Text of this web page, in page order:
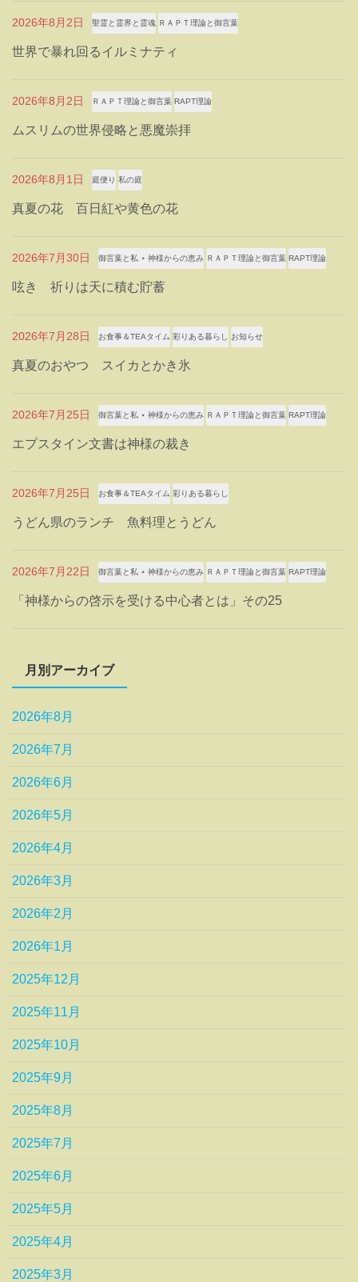
2026年8月2日 聖霊と霊界と霊魂 ＲＡＰＴ理論と御言葉
世界で暴れ回るイルミナティ
2026年8月2日 ＲＡＰＴ理論と御言葉 RAPT理論
ムスリムの世界侵略と悪魔崇拝
2026年8月1日 庭便り 私の庭
真夏の花 百日紅や黄色の花
2026年7月30日 御言葉と私 ⋆ 神様からの恵み ＲＡＰＴ理論と御言葉 RAPT理論
呟き 祈りは天に積む貯蓄
2026年7月28日 お食事＆TEAタイム 彩りある暮らし お知らせ
真夏のおやつ スイカとかき氷
2026年7月25日 御言葉と私 ⋆ 神様からの恵み ＲＡＰＴ理論と御言葉 RAPT理論
エプスタイン文書は神様の裁き
2026年7月25日 お食事＆TEAタイム 彩りある暮らし
うどん県のランチ 魚料理とうどん
2026年7月22日 御言葉と私 ⋆ 神様からの恵み ＲＡＰＴ理論と御言葉 RAPT理論
「神様からの啓示を受ける中心者とは」その25
月別アーカイブ
2026年8月
2026年7月
2026年6月
2026年5月
2026年4月
2026年3月
2026年2月
2026年1月
2025年12月
2025年11月
2025年10月
2025年9月
2025年8月
2025年7月
2025年6月
2025年5月
2025年4月
2025年3月